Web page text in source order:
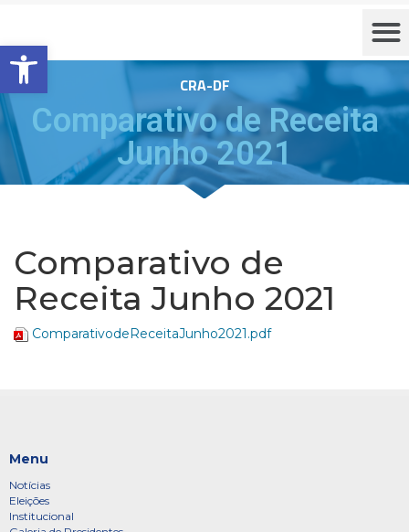
Barra de Ferramentas Aberta
CRA-DF
Comparativo de Receita
Junho 2021
Comparativo de
Receita Junho 2021
ComparativodeReceitaJunho2021.pdf
Menu
Notícias
Eleições
Institucional